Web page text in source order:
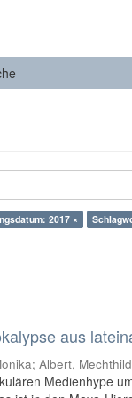
2017 ×
aus
Albert,
Medienhype